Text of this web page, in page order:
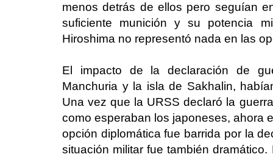
menos detrás de ellos pero seguían
suficiente munición y su potencia
Hiroshima no representó nada en las
El impacto de la declaración de
Manchuria y la isla de Sakhalin,
Una vez que la URSS declaró la
como esperaban los japoneses, ahora
opción diplomática fue barrida por la
situación militar fue también